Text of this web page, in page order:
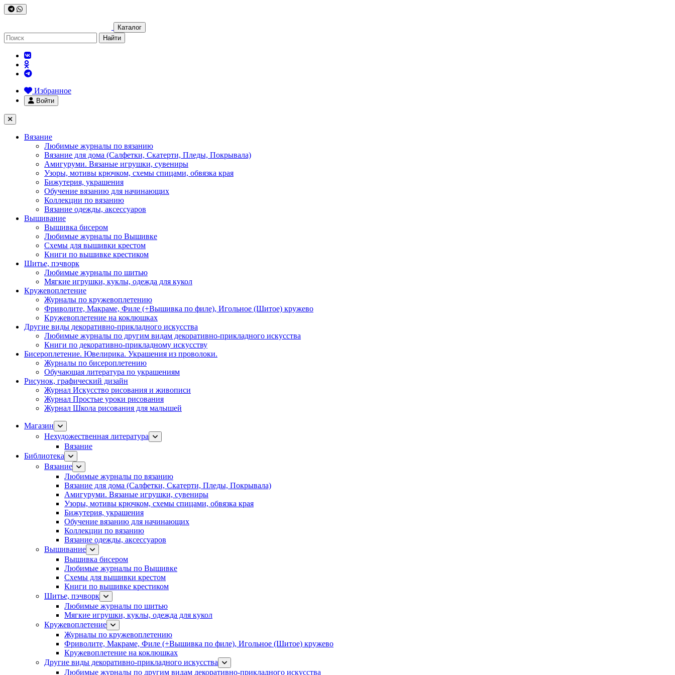
Каталог
Найти
Избранное
Войти
Вязание
Любимые журналы по вязанию
Вязание для дома (Салфетки, Скатерти, Пледы, Покрывала)
Амигуруми. Вязаные игрушки, сувениры
Узоры, мотивы крючком, схемы спицами, обвязка края
Бижутерия, украшения
Обучение вязанию для начинающих
Коллекции по вязанию
Вязание одежды, аксессуаров
Вышивание
Вышивка бисером
Любимые журналы по Вышивке
Схемы для вышивки крестом
Книги по вышивке крестиком
Шитье, пэчворк
Любимые журналы по шитью
Мягкие игрушки, куклы, одежда для кукол
Кружевоплетение
Журналы по кружевоплетению
Фриволите, Макраме, Филе (+Вышивка по филе), Игольное (Шитое) кружево
Кружевоплетение на коклюшках
Другие виды декоративно-прикладного искусства
Любимые журналы по другим видам декоративно-прикладного искусства
Книги по декоративно-прикладному искусству
Бисероплетение. Ювелирика. Украшения из проволоки.
Журналы по бисероплетению
Обучающая литература по украшениям
Рисунок, графический дизайн
Журнал Искусство рисования и живописи
Журнал Простые уроки рисования
Журнал Школа рисования для малышей
Магазин
Нехудожественная литература
Вязание
Библиотека
Вязание
Любимые журналы по вязанию
Вязание для дома (Салфетки, Скатерти, Пледы, Покрывала)
Амигуруми. Вязаные игрушки, сувениры
Узоры, мотивы крючком, схемы спицами, обвязка края
Бижутерия, украшения
Обучение вязанию для начинающих
Коллекции по вязанию
Вязание одежды, аксессуаров
Вышивание
Вышивка бисером
Любимые журналы по Вышивке
Схемы для вышивки крестом
Книги по вышивке крестиком
Шитье, пэчворк
Любимые журналы по шитью
Мягкие игрушки, куклы, одежда для кукол
Кружевоплетение
Журналы по кружевоплетению
Фриволите, Макраме, Филе (+Вышивка по филе), Игольное (Шитое) кружево
Кружевоплетение на коклюшках
Другие виды декоративно-прикладного искусства
Любимые журналы по другим видам декоративно-прикладного искусства